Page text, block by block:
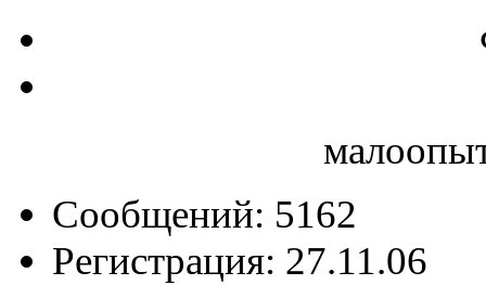
Сообщений: 5162
Регистрация: 27.11.06